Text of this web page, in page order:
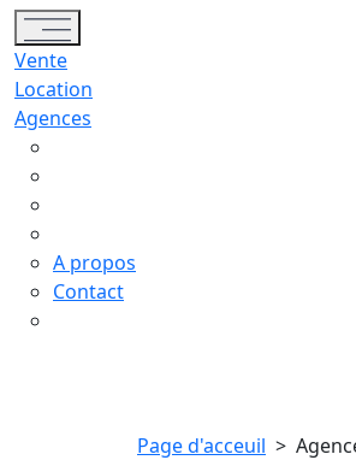
Toggle navigation
Vente
Location
Agences
A propos
Contact
Page d'acceuil >